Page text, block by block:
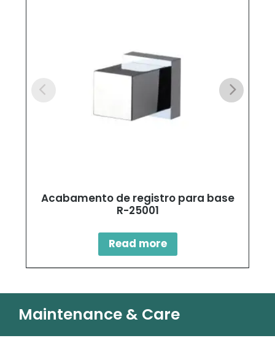
Acabamento de registro para base
R-25001
Read more
Maintenance & Care